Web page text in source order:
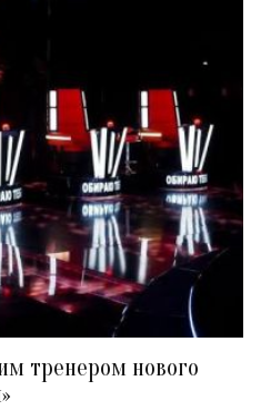
тренером нового